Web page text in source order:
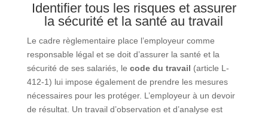
Identifier tous les risques et assurer
la sécurité et la santé au travail
Le cadre règlementaire place l’employeur comme
responsable légal et se doit d’assurer la santé et la
sécurité de ses salariés, le code du travail (article L-
412-1) lui impose également de prendre les mesures
nécessaires pour les protéger. L’employeur à un devoir
de résultat. Un travail d’observation et d’analyse est